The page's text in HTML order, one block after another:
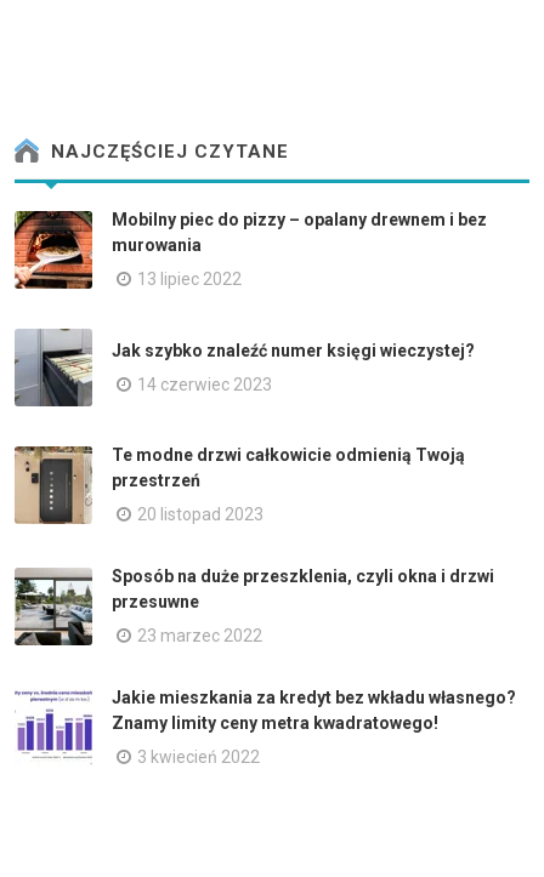
NAJCZĘŚCIEJ CZYTANE
Mobilny piec do pizzy – opalany drewnem i bez
murowania
13 lipiec 2022
Jak szybko znaleźć numer księgi wieczystej?
14 czerwiec 2023
Te modne drzwi całkowicie odmienią Twoją
przestrzeń
20 listopad 2023
Sposób na duże przeszklenia, czyli okna i drzwi
przesuwne
23 marzec 2022
Jakie mieszkania za kredyt bez wkładu własnego?
Znamy limity ceny metra kwadratowego!
3 kwiecień 2022